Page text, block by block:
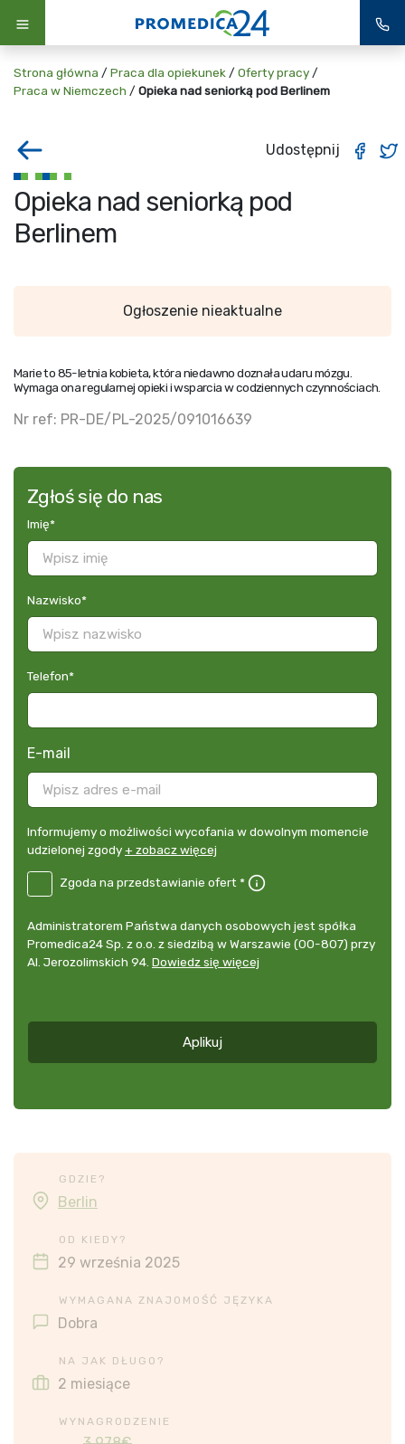
Strona główna / Praca dla opiekunek / Oferty pracy /
Praca w Niemczech / Opieka nad seniorką pod Berlinem
Udostępnij
Opieka nad seniorką pod
Berlinem
Ogłoszenie nieaktualne
Marie to 85-letnia kobieta, która niedawno doznała udaru mózgu.
Wymaga ona regularnej opieki i wsparcia w codziennych czynnościach.
Nr ref: PR-DE/PL-2025/091016639
Zgłoś się do nas
Imię*
Nazwisko*
Telefon*
E-mail
Informujemy
o
wycofania
dowolnym
momencie
udzielonej
Informujemy o możliwości wycofania w dowolnym momencie
udzielonej zgody+ zobacz więcej
DE
przedstawianie
Zgoda na przedstawianie ofert *
Administrator
danych
osobowych
Administratorem Państwa danych osobowych jest spółka
Promedica24 Sp. z o.o. z siedzibą w Warszawie (00-807) przy
Al. Jerozolimskich 94. Dowiedz się więcej
Aplikuj
GDZIE?
Berlin
OD KIEDY?
29 września 2025
WYMAGANA ZNAJOMOŚĆ JĘZYKA
Dobra
NA JAK DŁUGO?
2 miesiące
WYNAGRODZENIE